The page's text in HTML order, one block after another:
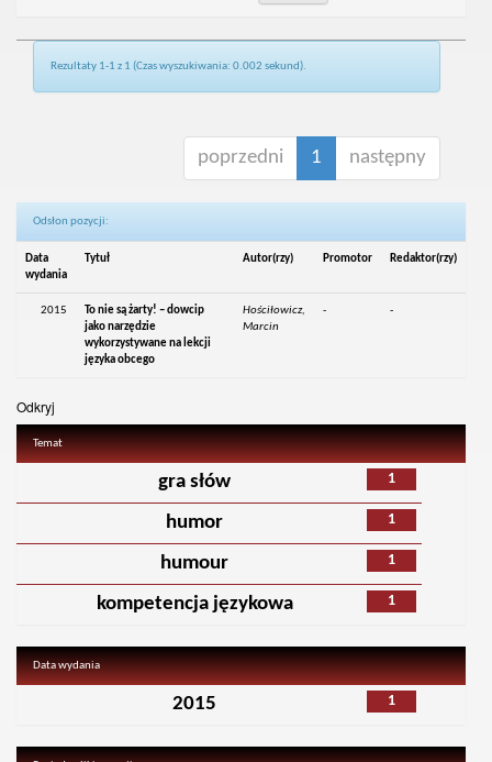
Rezultaty 1-1 z 1 (Czas wyszukiwania: 0.002 sekund).
poprzedni 1 następny
Odsłon pozycji:
Data
wydania
Tytuł Autor(rzy) Promotor Redaktor(rzy)
2015
To nie są żarty! – dowcip
jako narzędzie
wykorzystywane na lekcji
języka obcego
Hościłowicz,
Marcin
- -
Odkryj
Temat
1
gra słów
1
humor
1
humour
1
kompetencja językowa
Data wydania
1
2015